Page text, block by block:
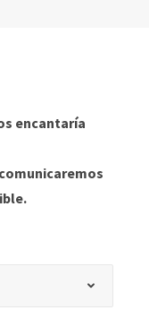
encantaría